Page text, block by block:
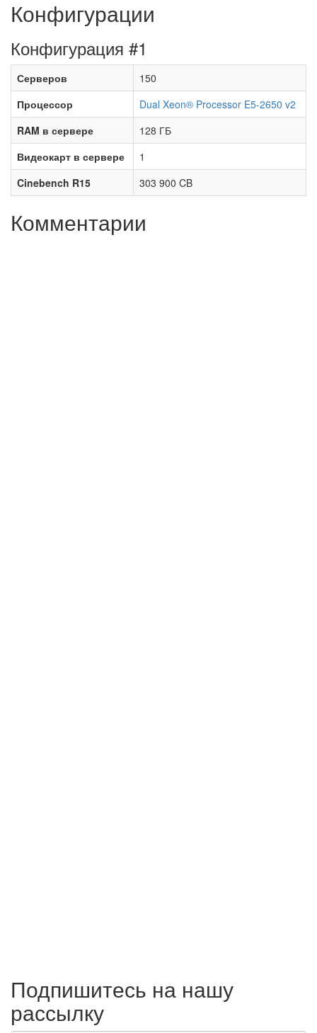
Конфигурации
Конфигурация #1
Серверов
150
Процессор
Dual Xeon® Processor E5-2650 v2
RAM в сервере
128 ГБ
Видеокарт в сервере
1
Cinebench R15
303 900 CB
Комментарии
Подпишитесь на нашу
рассылку